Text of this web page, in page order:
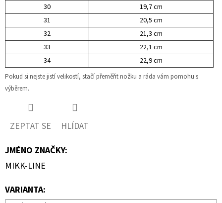
30
19,7 cm
31
20,5 cm
32
21,3 cm
33
22,1 cm
34
22,9 cm
Pokud si nejste jistí velikostí, stačí přeměřit nožku a ráda vám pomohu s
výběrem.
ZEPTAT SE
HLÍDAT
JMÉNO ZNAČKY:
MIKK-LINE
VARIANTA: